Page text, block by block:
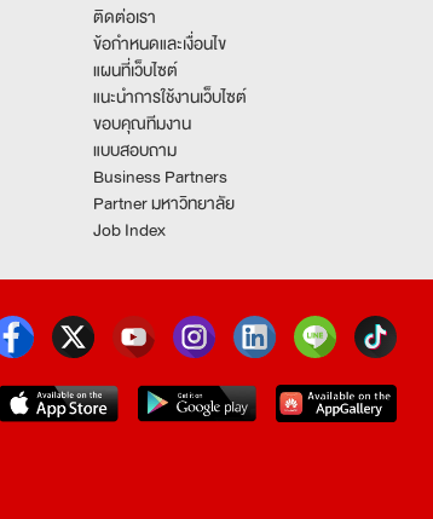
ติดต่อเรา
ข้อกำหนดและเงื่อนไข
แผนที่เว็บไซต์
แนะนำการใช้งานเว็บไซต์
ขอบคุณทีมงาน
แบบสอบถาม
Business Partners
Partner มหาวิทยาลัย
Job Index